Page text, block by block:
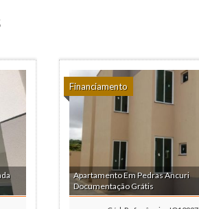
Financiamento
Apartamento Em Pedras Ancuri
Documentação Grátis